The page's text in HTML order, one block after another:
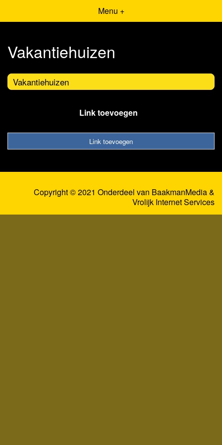
Menu +
Vakantiehuizen
Vakantiehuizen
Link toevoegen
Link toevoegen
Copyright © 2021 Onderdeel van BaakmanMedia&
Vrolijk Internet Services